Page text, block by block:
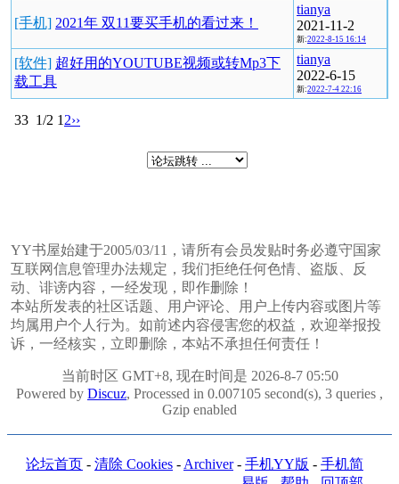
[手机] 2021年 双11要买手机的看过来！
tianya
2021-11-2
新:2022-8-15 16:14
[软件] 超好用的YOUTUBE视频或转Mp3下
载工具
tianya
2022-6-15
新:2022-7-4 22:16
33 1/2 1 2››
YY书屋始建于2005/03/11，请所有会员发贴时务必遵守国家
互联网信息管理办法规定，我们拒绝任何色情、盗版、反
动、诽谤内容，一经发现，即作删除！
本站所发表的社区话题、用户评论、用户上传内容或图片等
均属用户个人行为。如前述内容侵害您的权益，欢迎举报投
诉，一经核实，立即删除，本站不承担任何责任！
当前时区 GMT+8, 现在时间是 2026-8-7 05:50
Powered by Discuz, Processed in 0.007105 second(s), 3 queries ,
Gzip enabled
论坛首页 - 清除 Cookies - Archiver- 手机YY版 - 手机简